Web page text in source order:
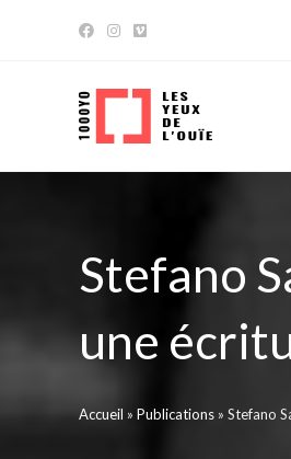
Stefano
une
Accueil » Publications » Stefano